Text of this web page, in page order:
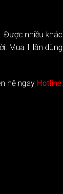
Được nhiều
Mua 1 lần
hệ ngay Hotline: